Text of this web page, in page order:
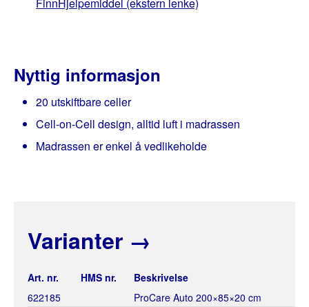
Nyttig informasjon
20 utskiftbare celler
Cell-on-Cell design, alltid luft i madrassen
Madrassen er enkel å vedlikeholde
Varianter →
Art. nr. HMS nr.
Beskrivelse
622185
ProCare Auto 200×85×20 cm